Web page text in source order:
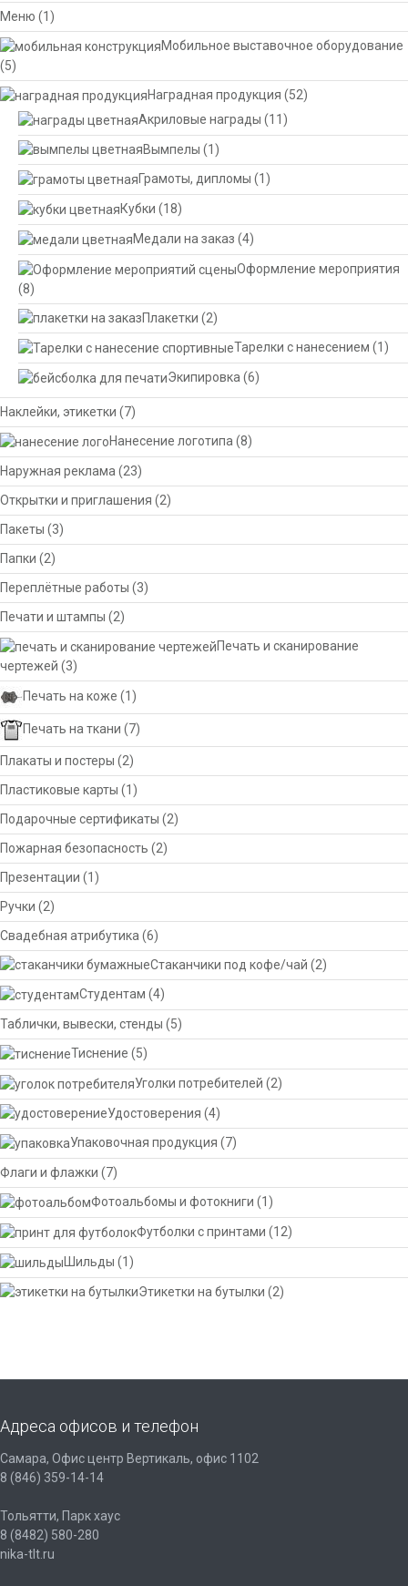
Меню (1)
Мобильное выставочное оборудование
(5)
Наградная продукция (52)
Акриловые награды (11)
Вымпелы (1)
Грамоты, дипломы (1)
Кубки (18)
Медали на заказ (4)
Оформление мероприятия
(8)
Плакетки (2)
Тарелки с нанесением (1)
Экипировка (6)
Наклейки, этикетки (7)
Нанесение логотипа (8)
Наружная реклама (23)
Открытки и приглашения (2)
Пакеты (3)
Папки (2)
Переплётные работы (3)
Печати и штампы (2)
Печать и сканирование
чертежей (3)
Печать на коже (1)
Печать на ткани (7)
Плакаты и постеры (2)
Пластиковые карты (1)
Подарочные сертификаты (2)
Пожарная безопасность (2)
Презентации (1)
Ручки (2)
Свадебная атрибутика (6)
Стаканчики под кофе/чай (2)
Студентам (4)
Таблички, вывески, стенды (5)
Тиснение (5)
Уголки потребителей (2)
Удостоверения (4)
Упаковочная продукция (7)
Флаги и флажки (7)
Фотоальбомы и фотокниги (1)
Футболки с принтами (12)
Шильды (1)
Этикетки на бутылки (2)
Адреса офисов и телефон
Самара, Офис центр Вертикаль, офис 1102
8 (846) 359-14-14
Тольятти, Парк хаус
8 (8482) 580-280
nika-tlt.ru